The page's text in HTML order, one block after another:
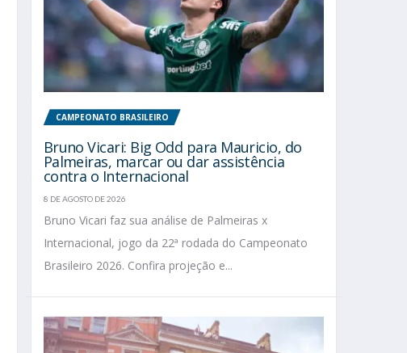
CAMPEONATO BRASILEIRO
Bruno Vicari: Big Odd para Mauricio, do
Palmeiras, marcar ou dar assistência
contra o Internacional
8 DE AGOSTO DE 2026
Bruno Vicari faz sua análise de Palmeiras x
Internacional, jogo da 22ª rodada do Campeonato
Brasileiro 2026. Confira projeção e...